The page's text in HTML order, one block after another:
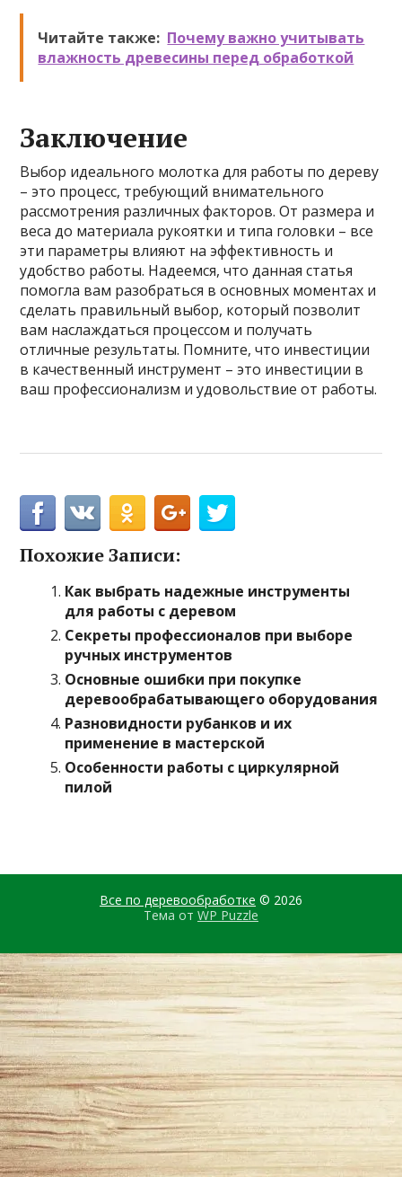
Читайте также: Почему важно учитывать
влажность древесины перед обработкой
Заключение
Выбор идеального молотка для работы по дереву
– это процесс, требующий внимательного
рассмотрения различных факторов. От размера и
веса до материала рукоятки и типа головки – все
эти параметры влияют на эффективность и
удобство работы. Надеемся, что данная статья
помогла вам разобраться в основных моментах и
сделать правильный выбор, который позволит
вам наслаждаться процессом и получать
отличные результаты. Помните, что инвестиции
в качественный инструмент – это инвестиции в
ваш профессионализм и удовольствие от работы.
Похожие Записи:
Как выбрать надежные инструменты
для работы с деревом
Секреты профессионалов при выборе
ручных инструментов
Основные ошибки при покупке
деревообрабатывающего оборудования
Разновидности рубанков и их
применение в мастерской
Особенности работы с циркулярной
пилой
Все по деревообработке © 2026
Тема от WP Puzzle